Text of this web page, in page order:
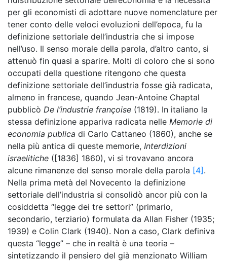
per gli economisti di adottare nuove nomenclature per
tener conto delle veloci evoluzioni dell’epoca, fu la
definizione settoriale dell’industria che si impose
nell’uso. Il senso morale della parola, d’altro canto, si
attenuò fin quasi a sparire. Molti di coloro che si sono
occupati della questione ritengono che questa
definizione settoriale dell’industria fosse già radicata,
almeno in francese, quando Jean-Antoine Chaptal
pubblicò De l’industrie françoise (1819). In italiano la
stessa definizione appariva radicata nelle Memorie di
economia publica di Carlo Cattaneo (1860), anche se
nella più antica di queste memorie, Interdizioni
israelitiche ([1836] 1860), vi si trovavano ancora
alcune rimanenze del senso morale della parola [4] .
Nella prima metà del Novecento la definizione
settoriale dell’industria si consolidò ancor più con la
cosiddetta “legge dei tre settori” (primario,
secondario, terziario) formulata da Allan Fisher (1935;
1939) e Colin Clark (1940). Non a caso, Clark definiva
questa “legge” – che in realtà è una teoria –
sintetizzando il pensiero del già menzionato William